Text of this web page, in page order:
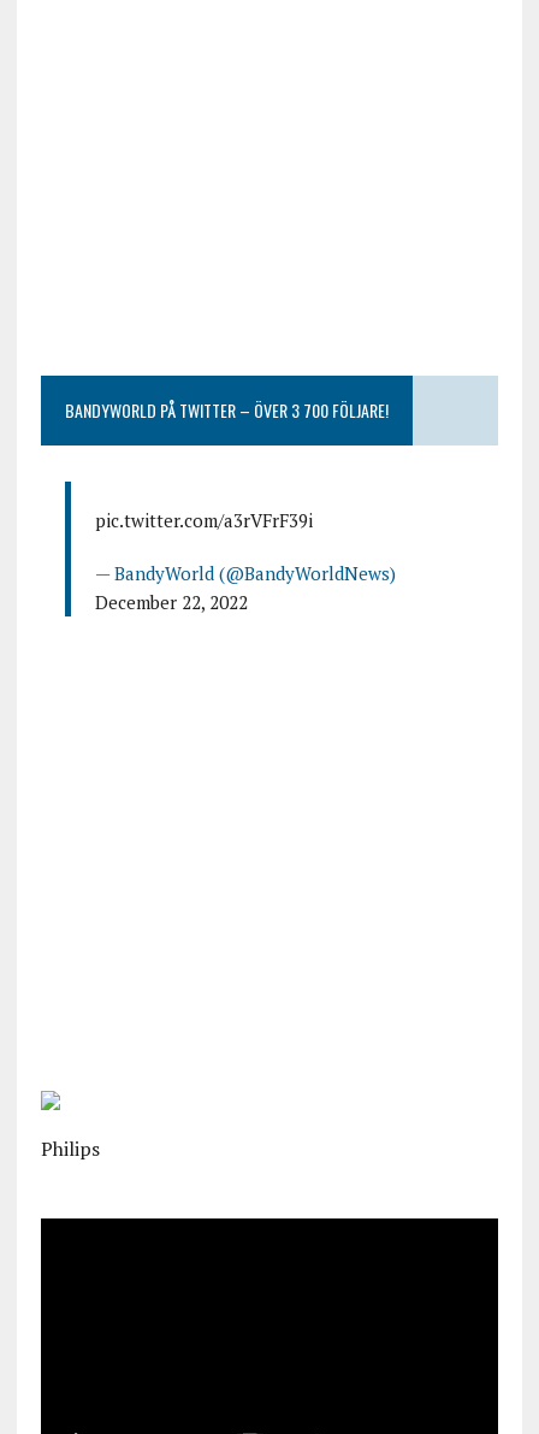
BANDYWORLD PÅ TWITTER – ÖVER 3 700 FÖLJARE!
pic.twitter.com/a3rVFrF39i
— BandyWorld (@BandyWorldNews)
December 22, 2022
Philips